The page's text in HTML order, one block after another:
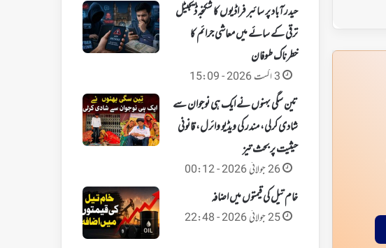
حیدرآباد پر سائبر فراڈیوں کا شکنجہ‘ ڈیجیٹل
ترقی کے سائے میں معاشی جرائم کا
خطرناک طوفان
3 اگست 2026 - 15:09
تین سگی بہنوں نے ایک ہی نوجوان سے
شادی کرلی، مندر کی ویڈیو وائرل، قانونی
حیثیت پر بحث تیز
26 جولائی 2026 - 00:12
خام تیل کی قیمتوں میں اضافہ
25 جولائی 2026 - 22:48